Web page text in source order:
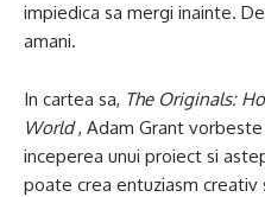
impiedica sa mergi inainte.
amani.
In cartea sa, The Originals:
World, Adam Grant
inceperea unui proiect si
poate crea entuziasm creativ